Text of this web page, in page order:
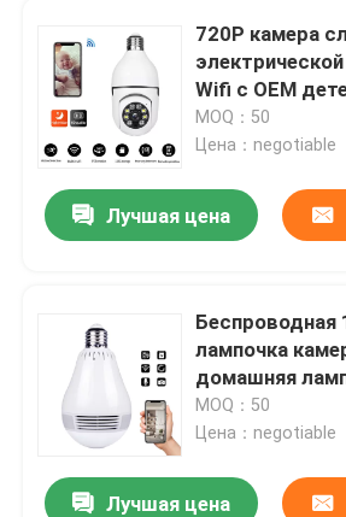
720P камера
Wifi с OEM
движения
MOQ：50
Цена：negotiable
Лучшая цена
Беспроводная
лампочка
домашняя
камера
MOQ：50
Цена：negotiable
Лучшая цена